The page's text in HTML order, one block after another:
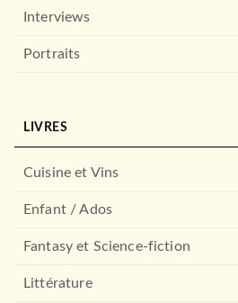
ROMANS FRANCOPHONES
Jean-Pierre Cabanes
LE LIVRE DE POCHE
Interviews
Portraits
LIVRES
Cuisine et Vins
Enfant / Ados
Fantasy et Science-fiction
Littérature